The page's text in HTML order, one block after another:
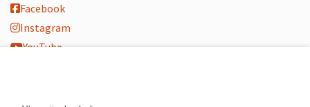
Facebook
Instagram
YouTube